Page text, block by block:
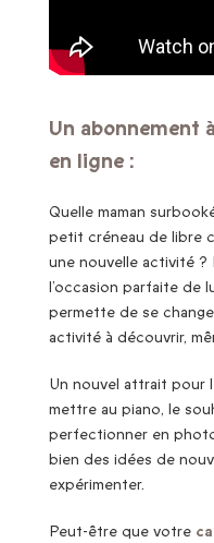
Un abonnement
en ligne :
Quelle maman
petit créneau de libre
une nouvelle activité
l’occasion parfaite de
permette de se
activité à découvrir,
Un nouvel attrait pour
mettre au piano, le
perfectionner en
bien des idées de
expérimenter.
Peut-être que votre